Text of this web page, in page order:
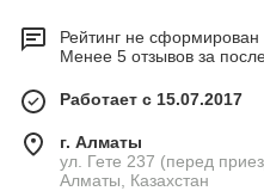
коже останется небольшое
синяк как в пейнтболе.
Рейтинг не сформирован
Менее 5 отзывов за
Работает с 15.07.2017
г. Алматы
ул. Гете 237 (перед
Алматы, Казахстан